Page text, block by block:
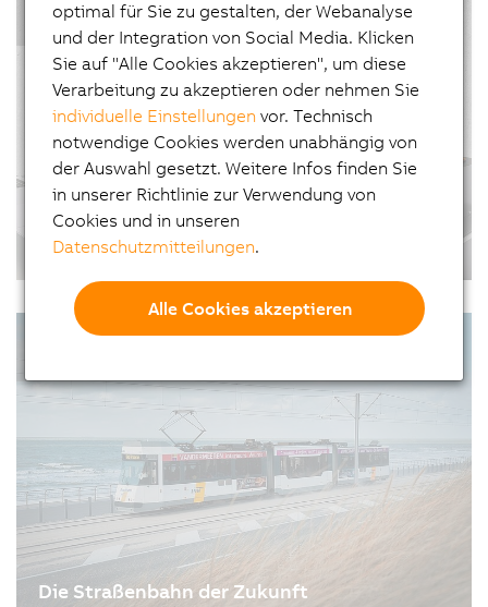
sich. Eine Möglichkeit zur wirtschaftlichen
Modernisierung einer Produktion ist der Retrofit.
Für die Automatisierung seiner Maschinen
entschied sich…
#Produkttransport #SmartFactory
Eine neue Ära der Produktivität
27.01.2021| 3m
Moderne Produktionsmaschinen und -anlagen
brauchen sehr viel Platz. Es wird Zeit, die
durchbrechen und so eine neue Ära der
Produktivität einzuleiten.
#Automatisierung #Erfolgsgeschichten
Die Straßenbahn der Zukunft
optimal für Sie zu gestalten, der Webanalyse
und der Integration von Social Media. Klicken
Sie auf "Alle Cookies akzeptieren", um diese
Verarbeitung zu akzeptieren oder nehmen Sie
individuelle Einstellungen vor. Technisch
notwendige Cookies werden unabhängig von
der Auswahl gesetzt. Weitere Infos finden Sie
in unserer Richtlinie zur Verwendung von
Cookies und in unseren
Datenschutzmitteilungen.
Alle Cookies akzeptieren